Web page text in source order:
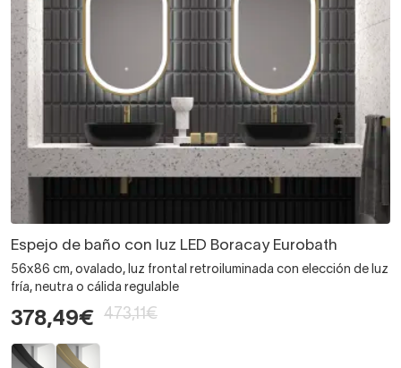
Espejo de baño con luz LED Boracay Eurobath
56x86 cm, ovalado, luz frontal retroiluminada con elección de luz
fría, neutra o cálida regulable
378,49€ 473,11€